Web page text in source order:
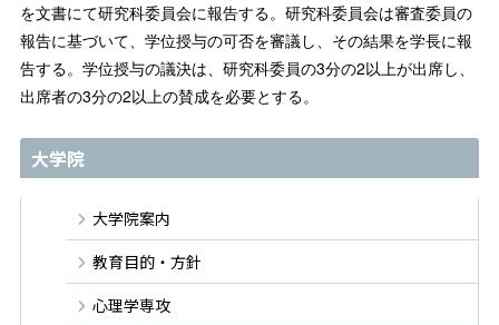
を文書にて研究科委員会に報告する。研究科委員会は審査委員の
報告に基づいて、学位授与の可否を審議し、その結果を学長に報
告する。学位授与の議決は、研究科委員の3分の2以上が出席し、
出席者の3分の2以上の賛成を必要とする。
大学院
大学院案内
教育目的・方針
心理学専攻